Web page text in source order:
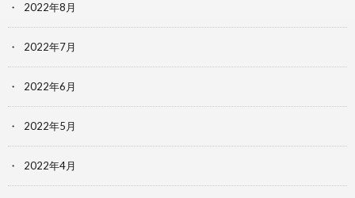
2022年8月
2022年7月
2022年6月
2022年5月
2022年4月